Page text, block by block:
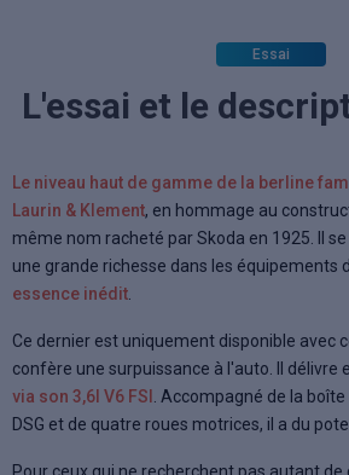
Essai
L'essai et le
Le niveau haut de gamme de la berline
Laurin & Klement, en hommage au
même nom racheté par Skoda en 1925. Il
une grande richesse dans les équipements
essence inédit
Ce dernier est uniquement disponible avec
confère une surpuissance à l'auto. Il délivre
via son 3,6l V6 FSI
. Accompagné de la
DSG et de quatre roues motrices, il a du